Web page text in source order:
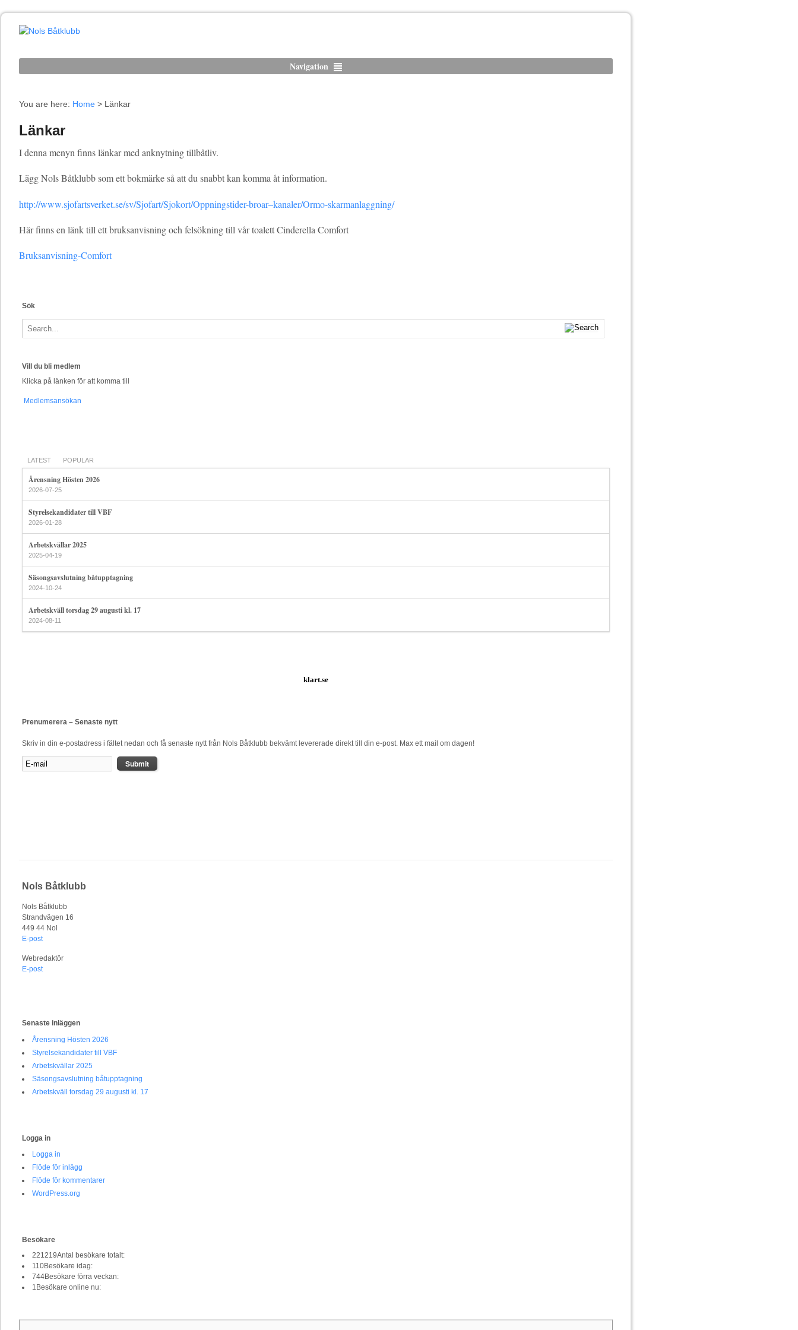
Navigation
You are here: Home > Länkar
Länkar
I denna menyn finns länkar med anknytning tillbåtliv.
Lägg Nols Båtklubb som ett bokmärke så att du snabbt kan komma åt information.
http://www.sjofartsverket.se/sv/Sjofart/Sjokort/Oppningstider-broar–kanaler/Ormo-skarmanlaggning/
Här finns en länk till ett bruksanvisning och felsökning till vår toalett Cinderella Comfort
Bruksanvisning-Comfort
Sök
Vill du bli medlem
Klicka på länken för att komma till
Medlemsansökan
LATEST POPULAR
Årensning Hösten 2026
2026-07-25
Styrelsekandidater till VBF
2026-01-28
Arbetskvällar 2025
2025-04-19
Säsongsavslutning båtupptagning
2024-10-24
Arbetskväll torsdag 29 augusti kl. 17
2024-08-11
klart.se
Prenumerera – Senaste nytt
Skriv in din e-postadress i fältet nedan och få senaste nytt från Nols Båtklubb bekvämt levererade direkt till din e-post. Max ett mail om dagen!
Nols Båtklubb
Nols Båtklubb
Strandvägen 16
449 44 Nol
E-post
Webredaktör
E-post
Senaste inläggen
Årensning Hösten 2026
Styrelsekandidater till VBF
Arbetskvällar 2025
Säsongsavslutning båtupptagning
Arbetskväll torsdag 29 augusti kl. 17
Logga in
Logga in
Flöde för inlägg
Flöde för kommentarer
WordPress.org
Besökare
221219Antal besökare totalt:
110Besökare idag:
744Besökare förra veckan:
1 Besökare online nu: